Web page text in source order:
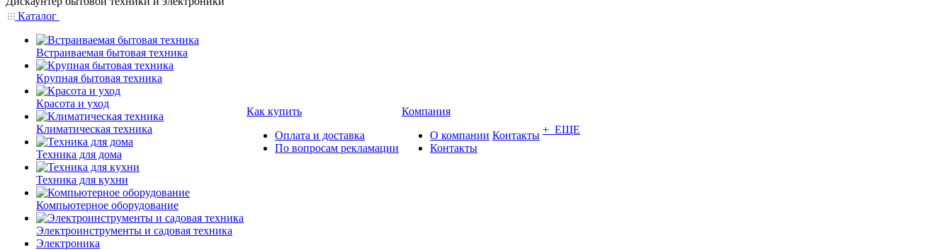
Каталог
Встраиваемая бытовая техника
Крупная бытовая техника
Красота и уход
Климатическая техника
Техника для дома
Техника для кухни
Компьютерное оборудование
Электроинструменты и садовая техника
Электроника
Как купить
Оплата и доставка
По вопросам рекламации
Компания
О компании
Контакты
Контакты + ЕЩЕ